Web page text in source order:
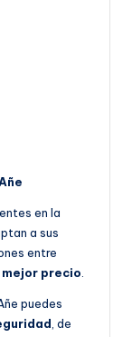
en la
a sus
entre
mejor precio.
puedes
, de